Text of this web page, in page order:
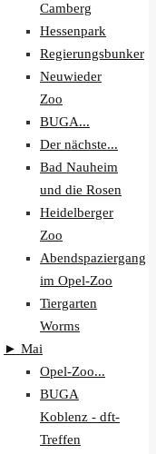
Camberg
Hessenpark
Regierungsbunker
Neuwieder
Zoo
BUGA...
Der nächste...
Bad Nauheim
und die Rosen
Heidelberger
Zoo
Abendspaziergang
im Opel-Zoo
Tiergarten
Worms
► Mai
Opel-Zoo...
BUGA
Koblenz - dft-
Treffen